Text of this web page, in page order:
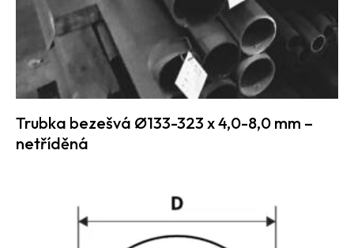
Trubka bezešvá Ø133-323 x 4,0-8,0 mm –
netříděná